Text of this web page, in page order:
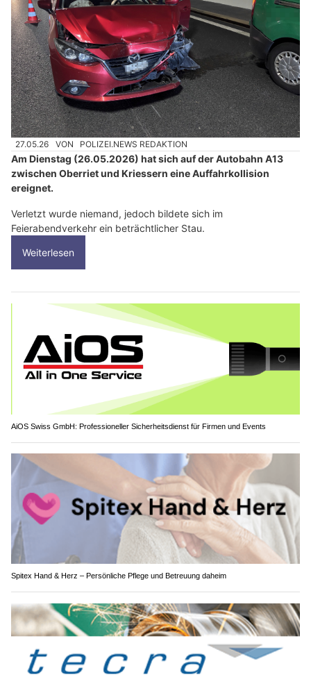
27.05.26 VON POLIZEI.NEWS REDAKTION
Am Dienstag (26.05.2026) hat sich auf der Autobahn A13
zwischen Oberriet und Kriessern eine Auffahrkollision
ereignet.
Verletzt wurde niemand, jedoch bildete sich im
Feierabendverkehr ein beträchtlicher Stau.
Weiterlesen
AiOS Swiss GmbH: Professioneller Sicherheitsdienst für Firmen und Events
Spitex Hand & Herz – Persönliche Pflege und Betreuung daheim